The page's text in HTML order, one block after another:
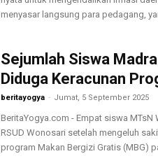
menyasar langsung para pedagang,
Sejumlah Siswa
Diduga Keracunan
beritayogya - Jumat, 5 September 2025
BeritaYogya.com - Empat siswa
RSUD Wonosari setelah mengeluh
program Makan Bergizi Gratis (MBG)